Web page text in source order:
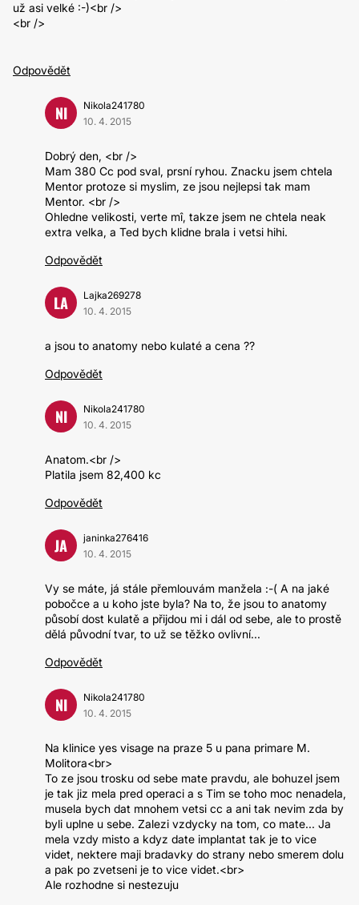
už asi velké :-)<br />
<br />
Odpovědět
NI
Nikola241780
10. 4. 2015
Dobrý den, <br />
Mam 380 Cc pod sval, prsní ryhou. Znacku jsem chtela
Mentor protoze si myslim, ze jsou nejlepsi tak mam
Mentor. <br />
Ohledne velikosti, verte mî, takze jsem ne chtela neak
extra velka, a Ted bych klidne brala i vetsi hihi.
Odpovědět
LA
Lajka269278
10. 4. 2015
a jsou to anatomy nebo kulaté a cena ??
Odpovědět
NI
Nikola241780
10. 4. 2015
Anatom.<br />
Platila jsem 82,400 kc
Odpovědět
JA
janinka276416
10. 4. 2015
Vy se máte, já stále přemlouvám manžela :-( A na jaké
pobočce a u koho jste byla? Na to, že jsou to anatomy
působí dost kulatě a přijdou mi i dál od sebe, ale to prostě
dělá původní tvar, to už se těžko ovlivní...
Odpovědět
NI
Nikola241780
10. 4. 2015
Na klinice yes visage na praze 5 u pana primare M.
Molitora<br>
To ze jsou trosku od sebe mate pravdu, ale bohuzel jsem
je tak jiz mela pred operaci a s Tim se toho moc nenadela,
musela bych dat mnohem vetsi cc a ani tak nevim zda by
byli uplne u sebe. Zalezi vzdycky na tom, co mate... Ja
mela vzdy misto a kdyz date implantat tak je to vice
videt, nektere maji bradavky do strany nebo smerem dolu
a pak po zvetseni je to vice videt.<br>
Ale rozhodne si nestezuju